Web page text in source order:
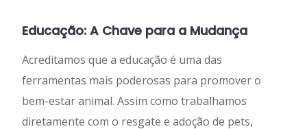
Educação: A Chave para a Mudança
Acreditamos que a educação é uma das
ferramentas mais poderosas para promover o
bem-estar animal. Assim como trabalhamos
diretamente com o resgate e adoção de pets,